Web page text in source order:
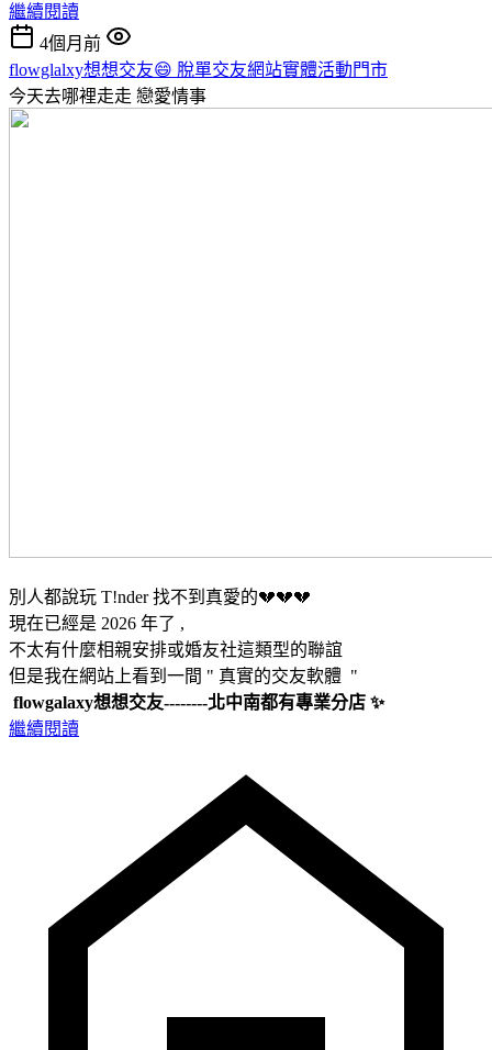
繼續閱讀
4個月前
flowglalxy想想交友😄 脫單交友網站實體活動門市
今天去哪裡走走 戀愛情事
別人都說玩 T!nder 找不到真愛的💔💔💔
現在已經是 2026 年了 ,
不太有什麼相親安排或婚友社這類型的聯誼
但是我在網站上看到一間 " 真實的交友軟體 "
flowgalaxy想想交友--------北中南都有專業分店 ✨
繼續閱讀